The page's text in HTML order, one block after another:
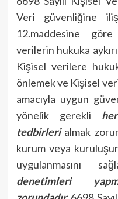
Veri güvenliğine
12.maddesine
verilerin hukuka
Kişisel verilere
önlemek ve Kişisel
amacıyla uygun
yönelik gerekli
tedbirlerialmak
kurum veya
uygulanmasını
denetimleri